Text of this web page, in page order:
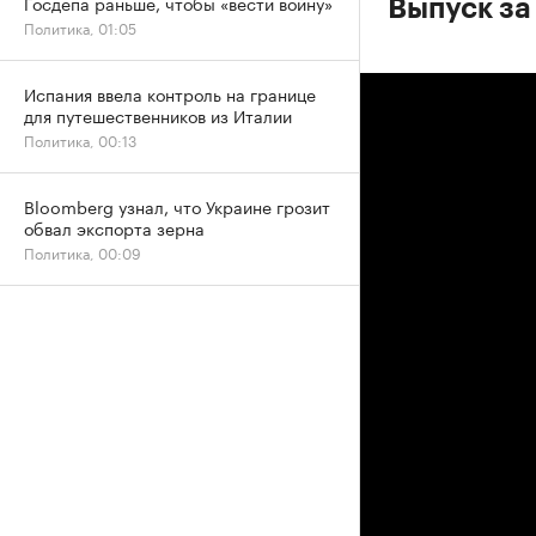
Выпуск
Политика, 01:05
Испания ввела контроль на границе
для путешественников из Италии
Политика, 00:13
Bloomberg узнал, что Украине грозит
обвал экспорта зерна
Политика, 00:09